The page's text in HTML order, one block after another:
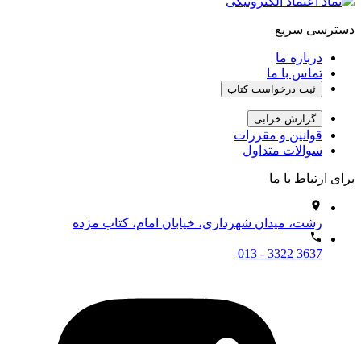
دسترسی سریع
درباره ما
تماس با ما
ثبت درخواست کتاب
گزارش خرابی
قوانین و مقررات
سوالات متداول
برای ارتباط با ما
رشت، میدان شهرداری، خیابان امام، کتاب مژده
013 - 3322 3637